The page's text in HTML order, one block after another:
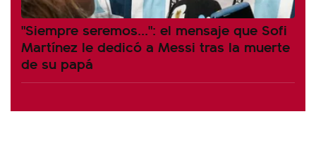
"Siempre seremos...": el mensaje que Sofi
Martínez le dedicó a Messi tras la muerte
de su papá